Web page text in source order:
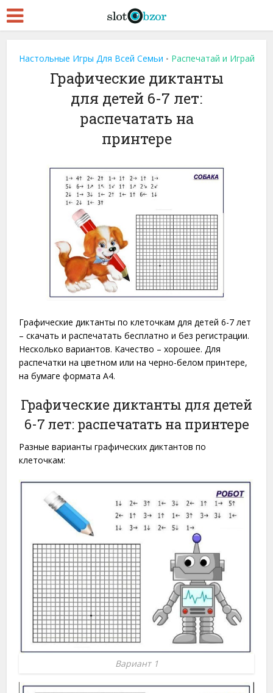
Настольные Игры Для Всей Семьи • Распечатай и Играй
Графические диктанты
для детей 6-7 лет:
распечатать на
принтере
Графические диктанты по клеточкам для детей 6-7 лет
– скачать и распечатать бесплатно и без регистрации.
Несколько вариантов. Качество – хорошее. Для
распечатки на цветном или на черно-белом принтере,
на бумаге формата A4.
Графические диктанты для детей
6-7 лет: распечатать на принтере
Разные варианты графических диктантов по
клеточкам:
Вариант 1